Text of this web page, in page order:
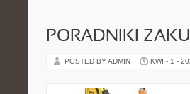
PORADNIKI
POSTED BY ADMIN KWI - 1 -